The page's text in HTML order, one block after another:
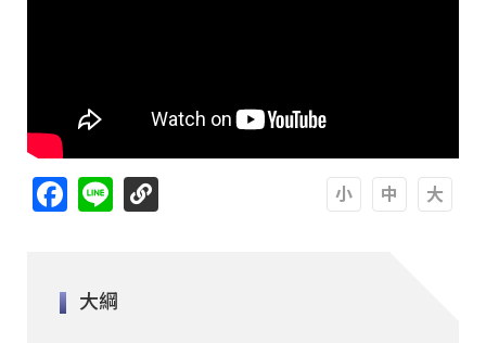
Facebook
Line
大綱